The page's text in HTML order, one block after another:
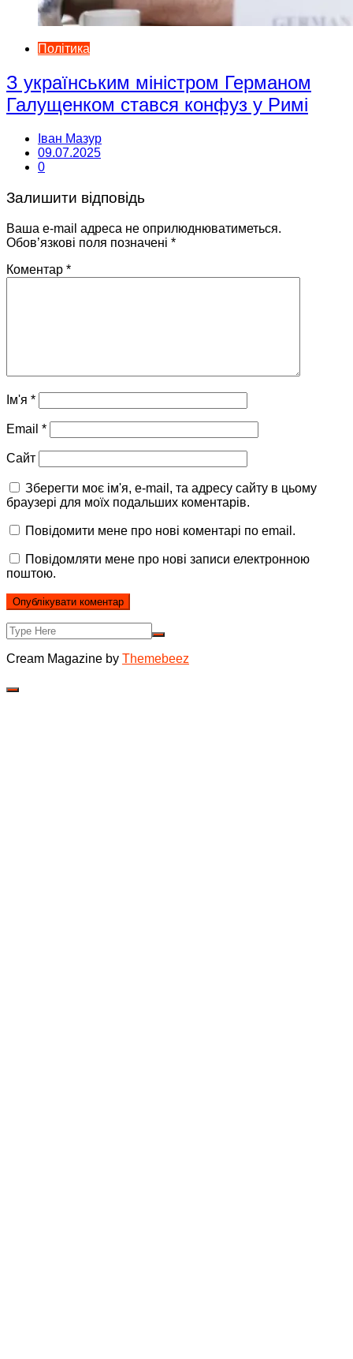
Політика
З українським міністром Германом
Галущенком стався конфуз у Римі
Іван Мазур
09.07.2025
0
Залишити відповідь
Ваша e-mail адреса не оприлюднюватиметься.
Обов’язкові поля позначені *
Коментар *
Ім'я *
Email *
Сайт
Зберегти моє ім'я, e-mail, та адресу сайту в цьому
браузері для моїх подальших коментарів.
Повідомити мене про нові коментарі по email.
Повідомляти мене про нові записи електронною
поштою.
Cream Magazine by Themebeez